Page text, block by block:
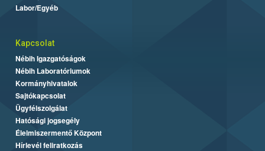
Labor/Egyéb
Kapcsolat
Nébih Igazgatóságok
Nébih Laboratóriumok
Kormányhivatalok
Sajtókapcsolat
Ügyfélszolgálat
Hatósági jogsegély
Élelmiszermentő Központ
Hírlevél feliratkozás